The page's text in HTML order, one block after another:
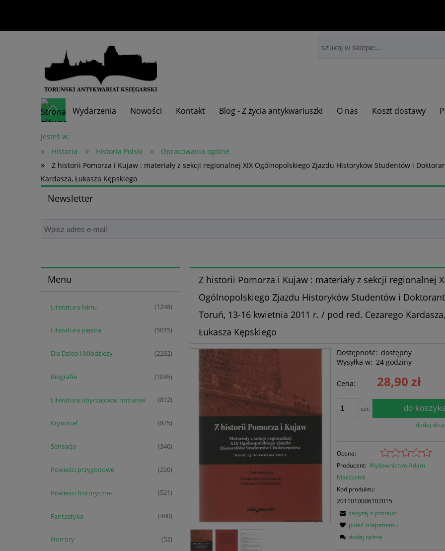
Wydarzenia Nowości Kontakt Blog - Z życia antykwariuszki O nas Koszt dostawy
Skup książek
Jesteś w:
» Historia » Historia Polski » Opracowania ogólne
»
Z historii Pomorza i Kujaw : materiały z sekcji regionalnej XIX Ogólnopolskiego Zjazdu Historyków Studentów i
Kardasza, Łukasza Kępskiego
Newsletter
Menu
Literatura faktu (1248)
Literatura piękna (5015)
Dla Dzieci i Młodzieży (2282)
Biografie (1095)
Literatura obyczajowa, romanse (812)
Kryminał (825)
Sensacja (346)
Powieści przygodowe (220)
Powieści historyczne (521)
Fantastyka (480)
Horrory (52)
Z historii Pomorza i Kujaw : materiały z sekcji regionalnej
Ogólnopolskiego Zjazdu Historyków Studentów i
Toruń, 13-16 kwietnia 2011 r. / pod red. Cezarego Kardasza,
Łukasza Kępskiego
Dostępność: dostępny
Wysyłka w: 24 godziny
Cena: 28,90 zł
szt. do
dodaj do
Ocena:
Producent: Wydawnictwo Adam
Marszałek
Kod produktu:
2011010006102015
zapytaj o produkt
poleć znajomemu
dodaj opinię